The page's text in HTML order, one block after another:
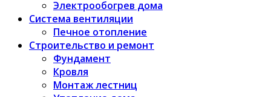
Электрообогрев дома
Система вентиляции
Печное отопление
Строительство и ремонт
Фундамент
Кровля
Монтаж лестниц